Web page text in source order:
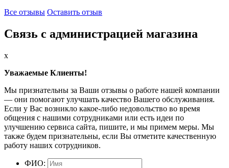
Все отзывы Оставить отзыв
Связь с администрацией магазина
x
Уважаемые Клиенты!
Мы признательны за Ваши отзывы о работе нашей компании
— они помогают улучшать качество Вашего обслуживания.
Если у Вас возникло какое-либо недовольство во время
общения с нашими сотрудниками или есть идеи по
улучшению сервиса сайта, пишите, и мы примем меры. Мы
также будем признательны, если Вы отметите качественную
работу наших сотрудников.
ФИО: